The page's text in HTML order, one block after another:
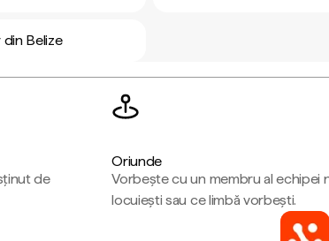
din Belize
de
Oriunde
Vorbește cu un membru al echipei
locuiești sau ce limbă vorbești.